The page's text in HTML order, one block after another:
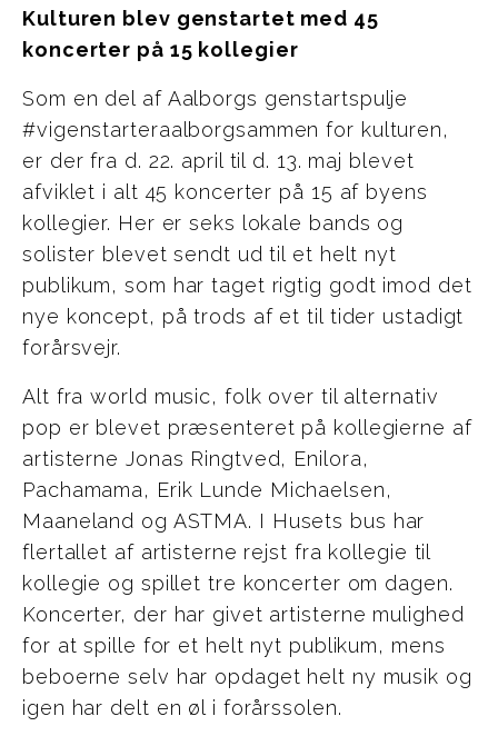
Kulturen blev genstartet med 45
koncerter på 15 kollegier
Som en del af Aalborgs genstartspulje
#vigenstarteraalborgsammen for kulturen,
er der fra d. 22. april til d. 13. maj blevet
afviklet i alt 45 koncerter på 15 af byens
kollegier. Her er seks lokale bands og
solister blevet sendt ud til et helt nyt
publikum, som har taget rigtig godt imod det
nye koncept, på trods af et til tider ustadigt
forårsvejr.
Alt fra world music, folk over til alternativ
pop er blevet præsenteret på kollegierne af
artisterne Jonas Ringtved, Enilora,
Pachamama, Erik Lunde Michaelsen,
Maaneland og ASTMA. I Husets bus har
flertallet af artisterne rejst fra kollegie til
kollegie og spillet tre koncerter om dagen.
Koncerter, der har givet artisterne mulighed
for at spille for et helt nyt publikum, mens
beboerne selv har opdaget helt ny musik og
igen har delt en øl i forårssolen.